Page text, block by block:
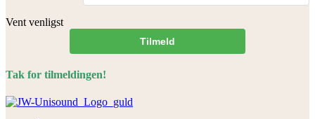
Vent venligst
Tilmeld
Tak for tilmeldingen!